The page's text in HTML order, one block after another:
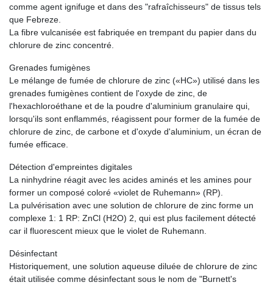
comme agent ignifuge et dans des "rafraîchisseurs" de tissus tels
que Febreze.
La fibre vulcanisée est fabriquée en trempant du papier dans du
chlorure de zinc concentré.
Grenades fumigènes
Le mélange de fumée de chlorure de zinc («HC») utilisé dans les
grenades fumigènes contient de l'oxyde de zinc, de
l'hexachloroéthane et de la poudre d'aluminium granulaire qui,
lorsqu'ils sont enflammés, réagissent pour former de la fumée de
chlorure de zinc, de carbone et d'oxyde d'aluminium, un écran de
fumée efficace.
Détection d'empreintes digitales
La ninhydrine réagit avec les acides aminés et les amines pour
former un composé coloré «violet de Ruhemann» (RP).
La pulvérisation avec une solution de chlorure de zinc forme un
complexe 1: 1 RP: ZnCl (H2O) 2, qui est plus facilement détecté
car il fluorescent mieux que le violet de Ruhemann.
Désinfectant
Historiquement, une solution aqueuse diluée de chlorure de zinc
était utilisée comme désinfectant sous le nom de "Burnett's